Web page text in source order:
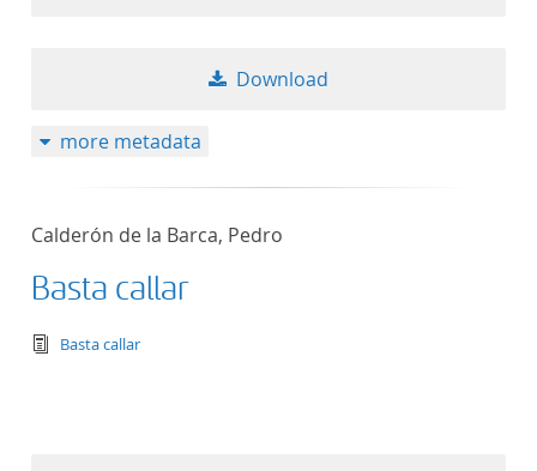
Download
more metadata
Calderón de la Barca, Pedro
Basta callar
text/tg.edition+tg.aggregation+xml
Basta callar